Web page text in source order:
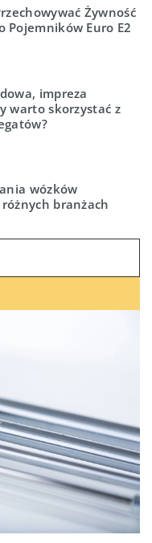
Żywność
Pojemników Euro E2
impreza
warto skorzystać z
wózków
różnych branżach